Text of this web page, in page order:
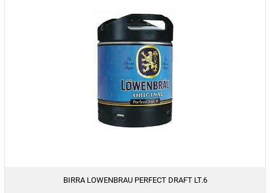
BIRRA LOWENBRAU PERFECT DRAFT LT.6